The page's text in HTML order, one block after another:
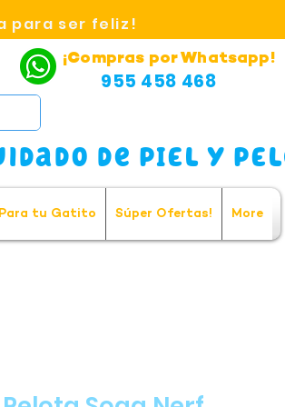
para ser feliz!
¡Compras por Whatsapp!
955 458 468
de PIEL Y
Para tu Gatito Súper Ofertas! More